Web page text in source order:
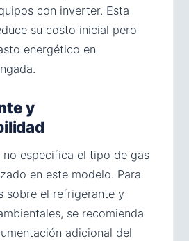
con inverter. Esta
su costo inicial pero
energético en
y
especifica el tipo de gas
en este modelo. Para
sobre el refrigerante y
se recomienda
adicional del